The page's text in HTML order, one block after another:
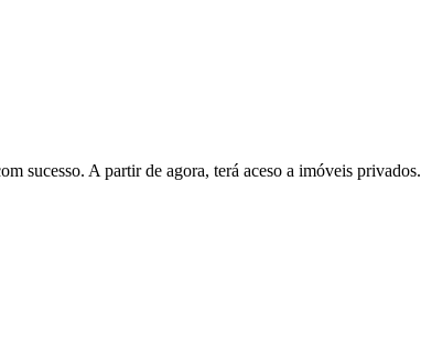
sucesso. A partir de agora, terá aceso a imóveis privados.